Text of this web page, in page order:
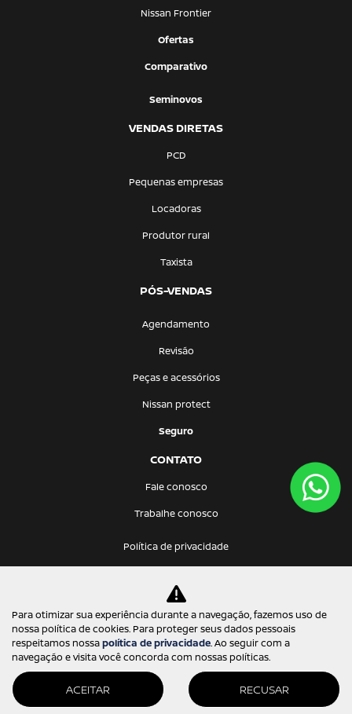
Nissan Frontier
Ofertas
Comparativo
Seminovos
VENDAS DIRETAS
PCD
Pequenas empresas
Locadoras
Produtor rural
Taxista
PÓS-VENDAS
Agendamento
Revisão
Peças e acessórios
Nissan protect
Seguro
CONTATO
Fale conosco
Trabalhe conosco
Política de privacidade
Prima Via Comercio de Veiculos Ltda.
17.168.524/0001-99
Desenvolvido pela DEALERSPACE ® Direitos Reservados.
Para otimizar sua experiência durante a navegação, fazemos uso de
nossa política de cookies. Para proteger seus dados pessoais
respeitamos nossapolítica de privacidade. Ao seguir com a
navegação e visita você concorda com nossas políticas.
ACEITAR RECUSAR